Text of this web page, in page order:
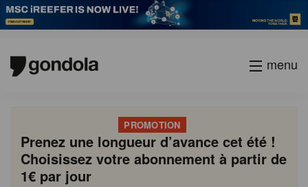
menu
PROMOTION
Prenez une longueur d’avance cet été !
Choisissez votre abonnement à partir de
1€ par jour